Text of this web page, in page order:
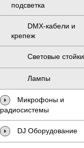
подсветка
DMX-кабели и
крепеж
Световые стойки
Лампы
Микрофоны и
радиосистемы
DJ Оборудование